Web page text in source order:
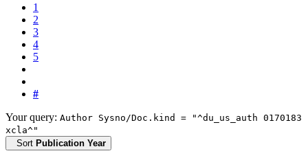
1
2
3
4
5
#
Your query: Author Sysno/Doc.kind = "^du_us_auth 0170183
xcla^"
Sort Publication Year